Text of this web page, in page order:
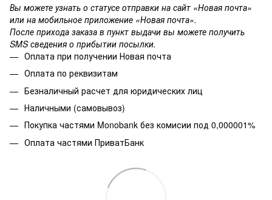
Вы можете узнать о статусе отправки на сайт «Новая почта»
или на мобильное приложение «Новая почта».
После прихода заказа в пункт выдачи вы можете получить
SMS сведения о прибытии посылки.
Оплата при получении Новая почта
Оплата по реквизитам
Безналичный расчет для юридических лиц
Наличными (самовывоз)
Покупка частями Monobank без комисии под 0,000001%
Оплата частями ПриватБанк